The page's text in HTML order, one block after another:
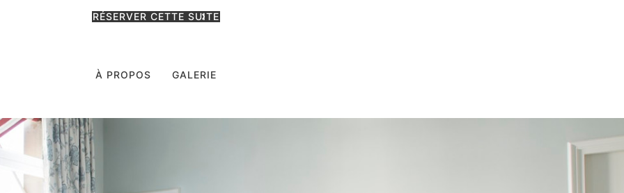
RÉSERVER CETTE SUITE
À PROPOS GALERIE